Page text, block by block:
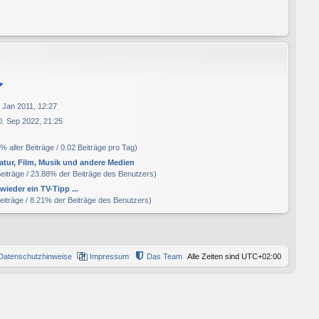
Jan 2011, 12:27
Sep 2022, 21:25
aller Beiträge / 0.02 Beiträge pro Tag)
Film, Musik und andere Medien
/ 23.88% der Beiträge des Benutzers)
ein TV-Tipp ...
/ 8.21% der Beiträge des Benutzers)
Alle Zeiten sind UTC+02:00
Das Team
Impressum